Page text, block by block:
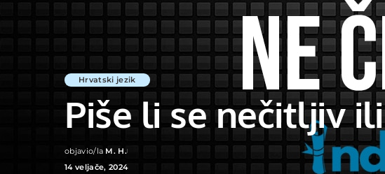
Hrvatski jezik
Piše li se nečitljiv
Posted
by
objavio/la M. H.
14 veljače, 2024